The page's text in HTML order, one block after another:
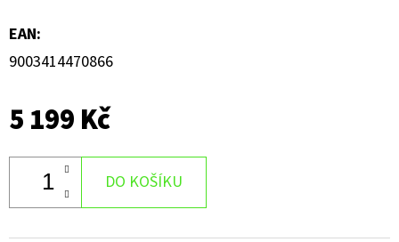
EAN:
9003414470866
5 199 Kč
DO KOŠÍKU